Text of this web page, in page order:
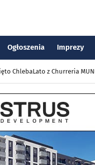
Ogłoszenia Imprezy
ChlebaLato z Churreria